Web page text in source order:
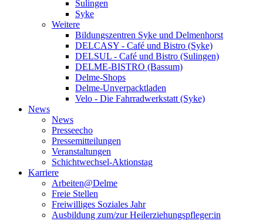
Sulingen
Syke
Weitere
Bildungszentren Syke und Delmenhorst
DELCASY - Café und Bistro (Syke)
DELSUL - Café und Bistro (Sulingen)
DELME-BISTRO (Bassum)
Delme-Shops
Delme-Unverpacktladen
Velo - Die Fahrradwerkstatt (Syke)
News
News
Presseecho
Pressemitteilungen
Veranstaltungen
Schichtwechsel-Aktionstag
Karriere
Arbeiten@Delme
Freie Stellen
Freiwilliges Soziales Jahr
Ausbildung zum/zur Heilerziehungspfleger:in